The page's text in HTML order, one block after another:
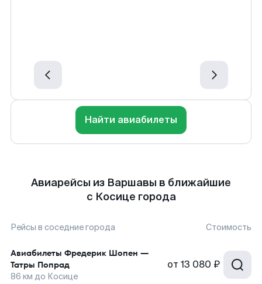
Найти авиабилеты
Авиарейсы из Варшавы в ближайшие
с Косице города
Рейсы в соседние города Стоимость
Авиабилеты Фредерик Шопен —
Татры Попрад
86 км до Косице
от 13 080 ₽